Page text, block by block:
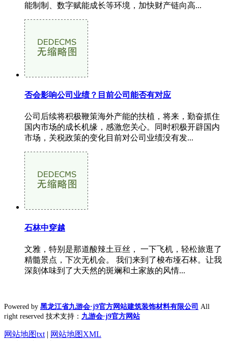
能制制、数字赋能成长等环境，加快财产链向高...
否会影响公司业绩？目前公司能否有对应
公司后续将积极鞭策海外产能的扶植，将来，勤奋抓住
国内市场的成长机缘，感激您关心。同时积极开辟国内
市场，关税政策的变化目前对公司业绩没有发...
石林中穿越
文雅，特别是那道酸辣土豆丝， 一下飞机，轻松旅逛了
精髓景点，下次无机会。 我们来到了梭布垭石林。让我
深刻体味到了大天然的斑斓和土家族的风情...
Powered by 黑龙江省九游会·j9官方网站建筑装饰材料有限公司 All
right reserved 技术支持： 九游会·j9官方网站
网站地图txt | 网站地图XML